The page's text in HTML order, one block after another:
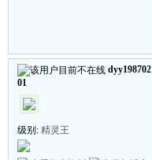
dyy198702
01
级别: 精灵王